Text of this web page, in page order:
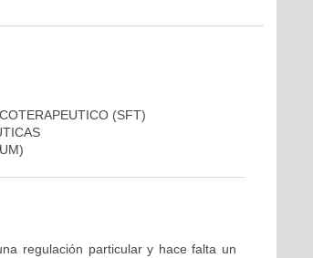
(SFT)
regulación particular y hace falta un